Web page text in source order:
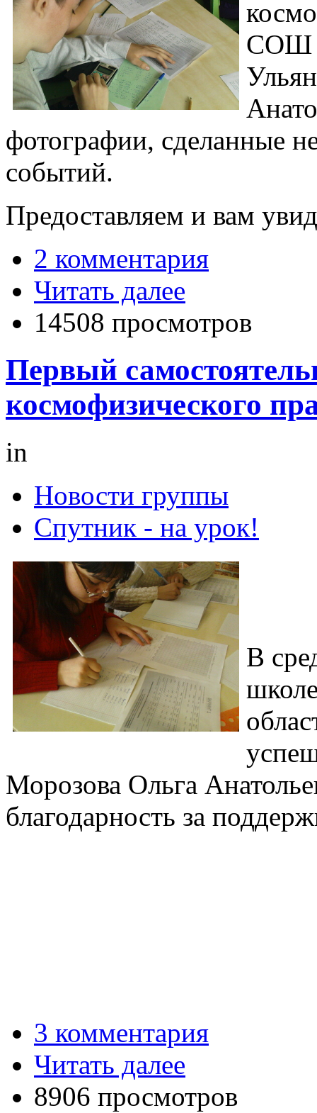
СОШ
фотографии, сделанные
событий.
Предоставляем и вам
2 комментария
Читать далее
14508 просмотров
Первый
космофизического
in
Новости группы
Спутник - на урок!
В
Морозова Ольга
благодарность за
3 комментария
Читать далее
8906 просмотров